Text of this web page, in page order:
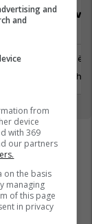
Sales
Prishtinë
29 Gusht
and
and
from
device
with 369
our partners
on the basis
managing
of this page
in privacy